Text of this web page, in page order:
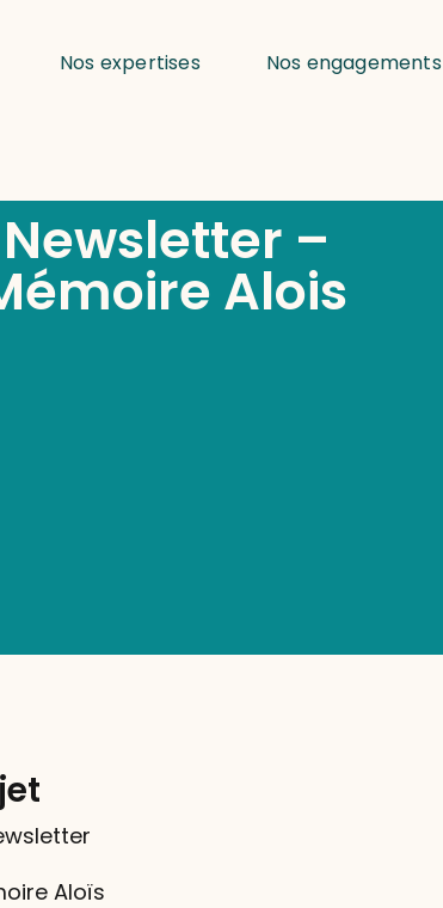
Nos expertises Nos engagements
–
Alois
Aloïs